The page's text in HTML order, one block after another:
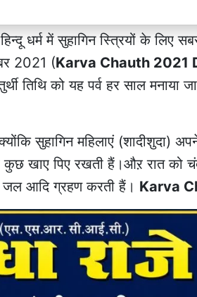
धर्म में सुहागिन स्त्रियों के लिए
2021 (Karva Chauth 2021
तिथि को यह पर्व हर साल मनाया
सुहागिन महिलाएं (शादीशुदा)
कुछ खाए पिए रखती हैं।औऱ रात को
जल आदि ग्रहण करती हैं। Karva